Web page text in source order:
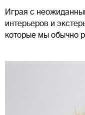
Играя с
интерьеров и
которые мы обычно